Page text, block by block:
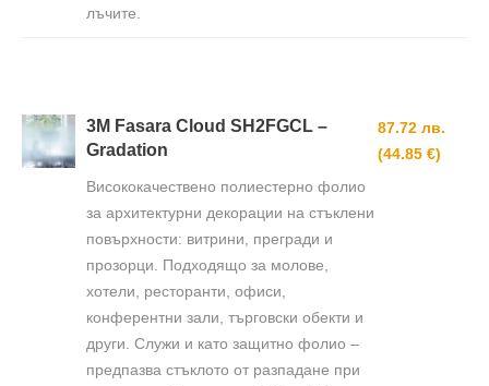
лъчите.
3M Fasara Cloud SH2FGCL –
Gradation
Висококачествено полиестерно фолио
за архитектурни декорации на стъклени
повърхности: витрини, прегради и
прозорци. Подходящо за молове,
хотели, ресторанти, офиси,
конферентни зали, търговски обекти и
други. Служи и като защитно фолио –
предпазва стъклото от разпадане при
87.72 лв.
(44.85 €)